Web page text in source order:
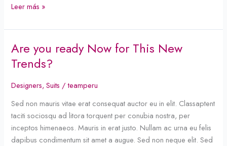
Leer más »
Are you ready Now for This New
Trends?
Designers,Suits /teamperu
Sed non mauris vitae erat consequat auctor eu in elit. Classaptent
taciti sociosqu ad litora torquent per conubia nostra, per
inceptos himenaeos. Mauris in erat justo. Nullam ac urna eu felis
dapibus condimentum sit amet a augue. Sed non neque elit. Sed
Are
you
ready
Now
This
New
Trends?